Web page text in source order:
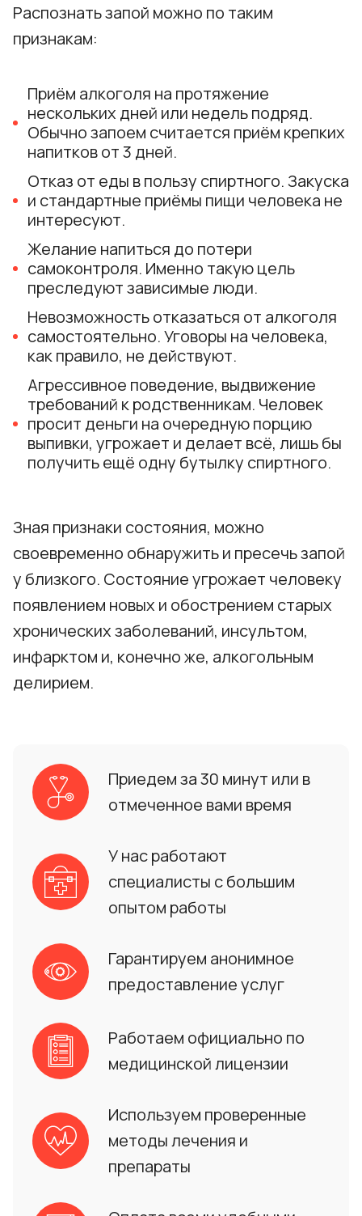
Распознать запой можно по таким
признакам:
Приём алкоголя на протяжение
нескольких дней или недель подряд.
Обычно запоем считается приём крепких
напитков от 3 дней.
Отказ от еды в пользу спиртного. Закуска
и стандартные приёмы пищи человека не
интересуют.
Желание напиться до потери
самоконтроля. Именно такую цель
преследуют зависимые люди.
Невозможность отказаться от алкоголя
самостоятельно. Уговоры на человека,
как правило, не действуют.
Агрессивное поведение, выдвижение
требований к родственникам. Человек
просит деньги на очередную порцию
выпивки, угрожает и делает всё, лишь бы
получить ещё одну бутылку спиртного.
Зная признаки состояния, можно
своевременно обнаружить и пресечь запой
у близкого. Состояние угрожает человеку
появлением новых и обострением старых
хронических заболеваний, инсультом,
инфарктом и, конечно же, алкогольным
делирием.
Приедем за 30 минут или в
отмеченное вами время
У нас работают
специалисты с большим
опытом работы
Гарантируем анонимное
предоставление услуг
Работаем официально по
медицинской лицензии
Используем проверенные
методы лечения и
препараты